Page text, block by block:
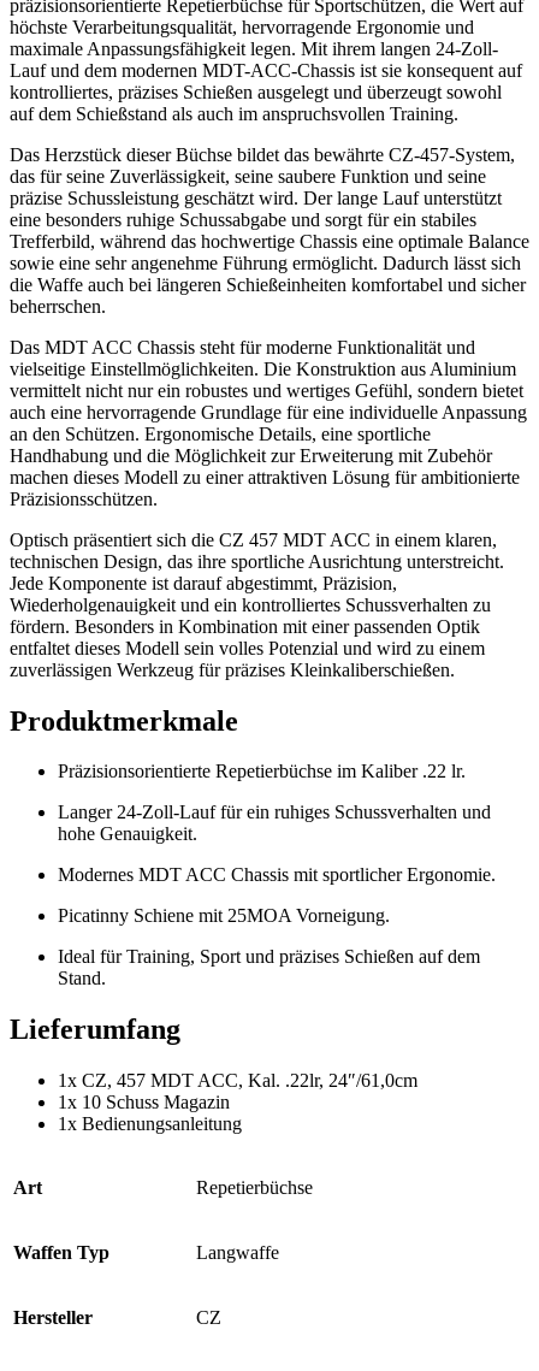
präzisionsorientierte Repetierbüchse für Sportschützen, die Wert auf
höchste Verarbeitungsqualität, hervorragende Ergonomie und
maximale Anpassungsfähigkeit legen. Mit ihrem langen 24-Zoll-
Lauf und dem modernen MDT-ACC-Chassis ist sie konsequent auf
kontrolliertes, präzises Schießen ausgelegt und überzeugt sowohl
auf dem Schießstand als auch im anspruchsvollen Training.
Das Herzstück dieser Büchse bildet das bewährte CZ-457-System,
das für seine Zuverlässigkeit, seine saubere Funktion und seine
präzise Schussleistung geschätzt wird. Der lange Lauf unterstützt
eine besonders ruhige Schussabgabe und sorgt für ein stabiles
Trefferbild, während das hochwertige Chassis eine optimale Balance
sowie eine sehr angenehme Führung ermöglicht. Dadurch lässt sich
die Waffe auch bei längeren Schießeinheiten komfortabel und sicher
beherrschen.
Das MDT ACC Chassis steht für moderne Funktionalität und
vielseitige Einstellmöglichkeiten. Die Konstruktion aus Aluminium
vermittelt nicht nur ein robustes und wertiges Gefühl, sondern bietet
auch eine hervorragende Grundlage für eine individuelle Anpassung
an den Schützen. Ergonomische Details, eine sportliche
Handhabung und die Möglichkeit zur Erweiterung mit Zubehör
machen dieses Modell zu einer attraktiven Lösung für ambitionierte
Präzisionsschützen.
Optisch präsentiert sich die CZ 457 MDT ACC in einem klaren,
technischen Design, das ihre sportliche Ausrichtung unterstreicht.
Jede Komponente ist darauf abgestimmt, Präzision,
Wiederholgenauigkeit und ein kontrolliertes Schussverhalten zu
fördern. Besonders in Kombination mit einer passenden Optik
entfaltet dieses Modell sein volles Potenzial und wird zu einem
zuverlässigen Werkzeug für präzises Kleinkaliberschießen.
Produktmerkmale
Präzisionsorientierte Repetierbüchse im Kaliber .22 lr.
Langer 24-Zoll-Lauf für ein ruhiges Schussverhalten und
hohe Genauigkeit.
Modernes MDT ACC Chassis mit sportlicher Ergonomie.
Picatinny Schiene mit 25MOA Vorneigung.
Ideal für Training, Sport und präzises Schießen auf dem
Stand.
Lieferumfang
1x CZ, 457 MDT ACC, Kal. .22lr, 24″/61,0cm
1x 10 Schuss Magazin
1x Bedienungsanleitung
Art Repetierbüchse
Waffen Typ Langwaffe
Hersteller CZ